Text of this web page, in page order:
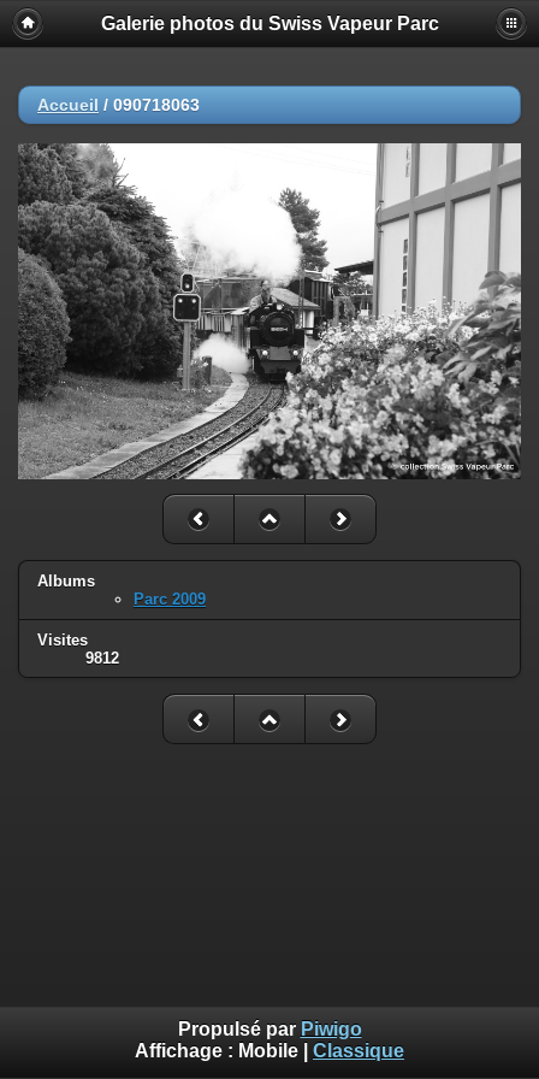
Galerie photos du Swiss Vapeur Parc
Accueil / 090718063
Albums
Parc 2009
Visites
9812
Propulsé par Piwigo
Affichage : Mobile Classique